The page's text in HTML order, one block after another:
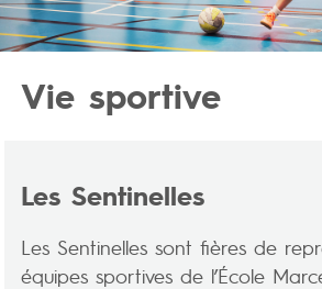
Vie sportive
Les Sentinelles
Les Sentinelles sont fières de
équipes sportives de l’École